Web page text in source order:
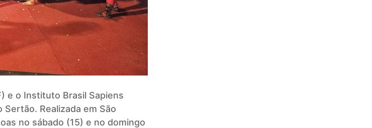
e o Instituto Brasil Sapiens
Realizada em São
no sábado (15) e no domingo